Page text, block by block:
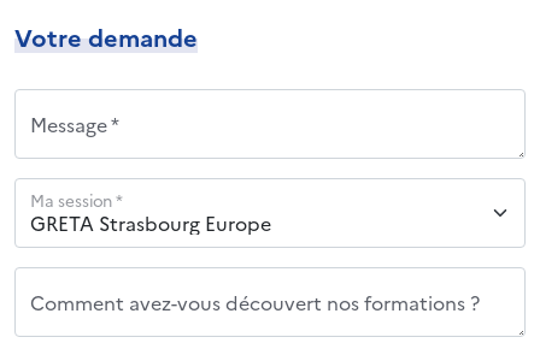
Votre demande
Message *
Ma session *
Comment avez-vous découvert nos formations ?